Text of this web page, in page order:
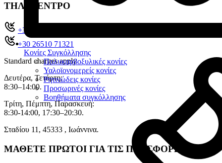
Κονίες Συγκόλλησης
Πολυκαρβοξυλικές κονίες
Υαλοϊονομερείς κονίες
Ρητινώδεις κονίες
Προσωρινές κονίες
Βοηθήματα συγκόλλησης
ΤΗΛ. ΚΕΝΤΡΟ
+302651022104
+30 26510 71321
Standard charges apply
Δευτέρα, Τετάρτη:
8:30–14:00.
Τρίτη, Πέμπτη, Παρασκευή:
8:30-14:00, 17:30–20:30.
Σταδίου 11, 45333 , Ιωάννινα.
ΜΑΘΕΤΕ ΠΡΩΤΟΙ ΓΙΑ ΤΙΣ ΠΡΟΣΦΟΡΕΣ ΜΑΣ